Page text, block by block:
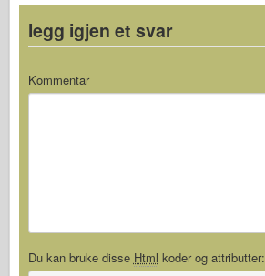
legg igjen et svar
Kommentar
Du kan bruke disse Html koder og attributter: